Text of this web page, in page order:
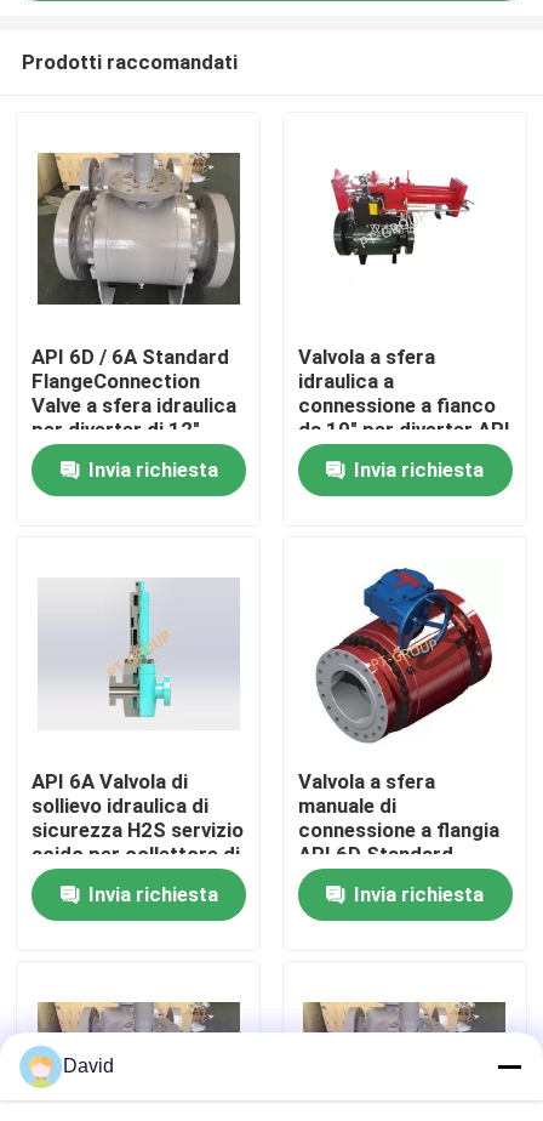
Casa
Prodotti
Fatory Tour
Controllo di qualità
Contattaci
notizie
Pompa di fanghi di perforazione
Fodera della pompa di fango
Prodotti raccomandati
API 6D / 6A Standard
FlangeConnection
Valve a sfera idraulica
per diverter di 12"
classe 300 classe 600
classe 900Invia richiesta
Valvola a sfera
idraulica a
connessione a fianco
da 10" per diverter API
6D / 6A
Invia richiesta
API 6A Valvola di
sollievo idraulica di
sicurezza H2S servizio
acido per collettore di
soffocamento e
albero di Natale
Invia richiesta
Valvola a sfera
manuale di
connessione a flangia
API 6D Standard
Invia richiesta
David